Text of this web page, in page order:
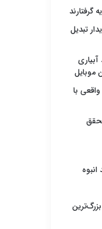
گرفتارند
تبدیل
موبایل
با
بزرگ‌ترین